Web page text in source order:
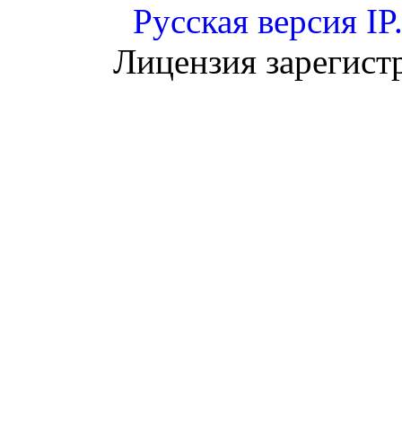
Русская версия
Лицензия